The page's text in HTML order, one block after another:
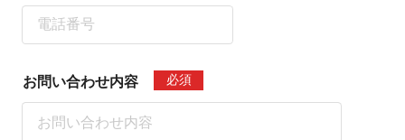
お問い合わせ内容 必須